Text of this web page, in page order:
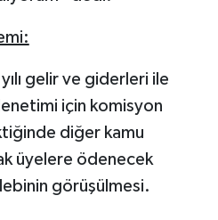
gelir ve giderleri ile
için komisyon
diğer kamu
üyelere ödenecek
görüşülmesi.